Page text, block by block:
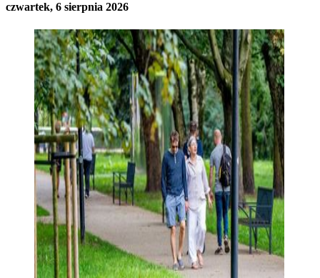
czwartek, 6 sierpnia 2026